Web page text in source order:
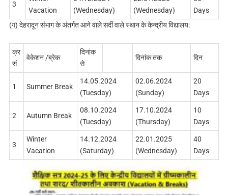
3
Vacation
(Wednesday)
(Wednesday)
Days
(ग) देहरादून संभाग के अंतर्गत आने वाले सर्दी वाले स्थान के केन्द्रीय विद्यालय:
क्र
सं
वेकेशन /ब्रेक
दिनांक
से
दिनांक तक दिन
1 Summer Break
14.05.2024
(Tuesday)
02.06.2024
(Sunday)
20
Days
2 Autumn Break
08.10.2024
(Tuesday)
17.10.2024
(Thursday)
10
Days
3
Winter
Vacation
14.12.2024
(Saturday)
22.01.2025
(Wednesday)
40
Days